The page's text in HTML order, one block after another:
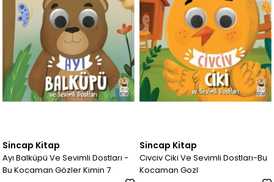
Sincap Kitap
Ayı Balküpü Ve Sevimli Dostları -
Bu Kocaman Gözler Kimin 7
Sincap Kitap
Civciv Ciki Ve Sevimli Dostları-Bu
Kocaman Gozl